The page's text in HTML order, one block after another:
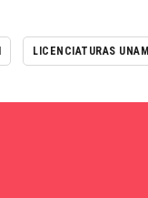
LICENCIATURAS UNAM